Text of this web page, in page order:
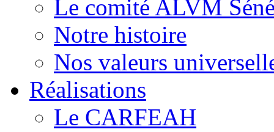
Le comité ALVM
Notre histoire
Nos valeurs
Réalisations
Le CARFEAH